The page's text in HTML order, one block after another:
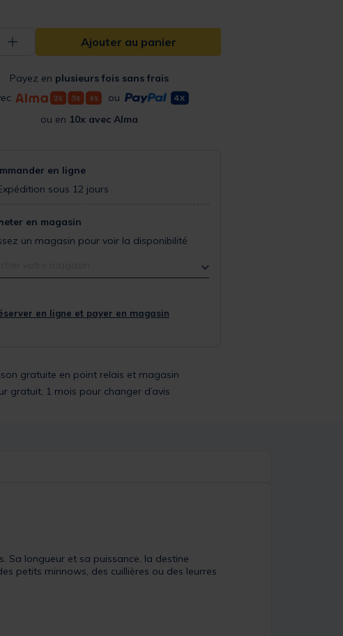
+ Ajouter au panier
Payez en plusieurs fois sans frais
ou
ou en 10x avec Alma
en ligne
sous 12 jours
en magasin
un magasin pour voir la disponibilité
en ligne et payer en magasin
gratuite en point relais et magasin
gratuit, 1 mois pour changer d’avis
Sa longueur et sa puissance, la destine
petits minnows, des cuillières ou des leurres